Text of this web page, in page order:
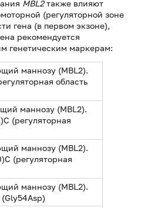
MBL2также влияют
(регуляторной зоне
гена (в первом экзоне),
рекомендуется
генетическим маркерам:
маннозу (MBL2).
область
маннозу (MBL2).
(регуляторная
маннозу (MBL2).
(регуляторная
маннозу (MBL2).